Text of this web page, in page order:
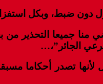
دون ضبط، وبكل
جميعا التحذير
الجائر”،…
لأنها تصدر أحكاما